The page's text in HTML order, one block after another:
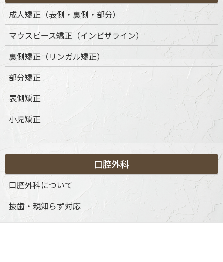
成人矯正（表側・裏側・部分）
マウスピース矯正（インビザライン）
裏側矯正（リンガル矯正）
部分矯正
表側矯正
小児矯正
口腔外科
口腔外科について
抜歯・親知らず対応
歯ぎしり・食いしばり